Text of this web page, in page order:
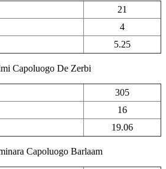
21
4
5.25
Capoluogo De Zerbi
305
16
19.06
Capoluogo Barlaam